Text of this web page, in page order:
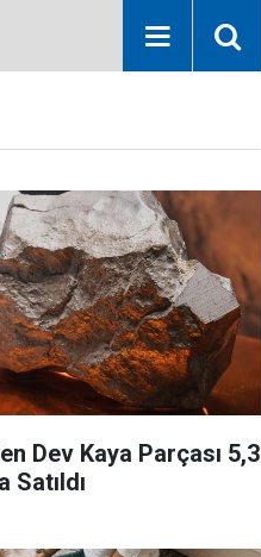
Dev Kaya Parçası 5,3
Satıldı